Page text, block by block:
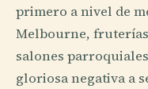
primero a nivel de
Melbourne,
salones
gloriosa negativa a